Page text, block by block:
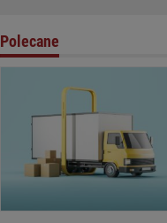
Polecane